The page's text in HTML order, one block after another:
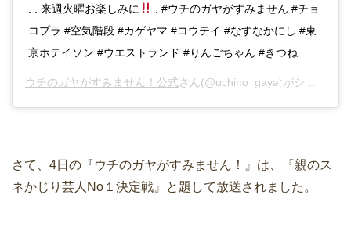
. . 来週火曜お楽しみに
. #ウチのガヤがすみません #チョ
コプラ #空気階段 #カゲヤマ #コウテイ #なすなかにし #東
京ホテイソン #ウエストランド #りんごちゃん #きつね
ウチのガヤがすみません！公式さん(@uchino_gaya)がシェアした投稿 –
さて、4日の『ウチのガヤがすみません！』は、『親のス
ネかじり芸人No１決定戦』と題して放送されました。